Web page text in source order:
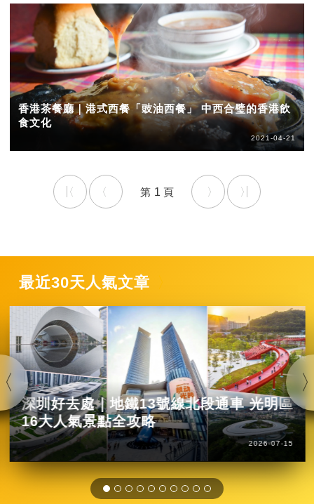
香港茶餐廳｜港式西餐「豉油西餐」 中西合璧的香港飲
食文化
2021-04-21
1
最近30天人氣文章
深圳好去處｜地鐵13號線北段通車 光明區
16大人氣景點全攻略
2026-07-15